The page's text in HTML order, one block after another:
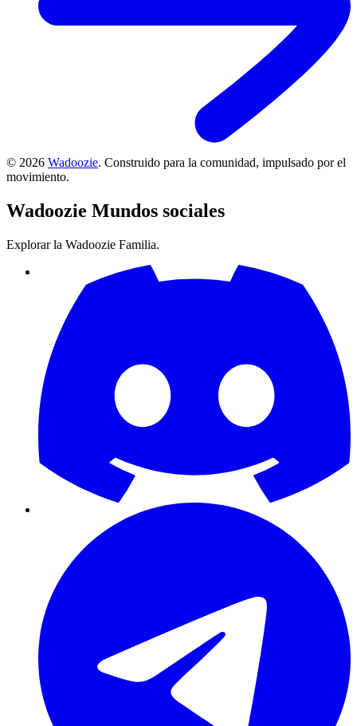
© 2026 Wadoozie. Construido para la comunidad, impulsado por el
movimiento.
Wadoozie Mundos sociales
Explorar la Wadoozie Familia.